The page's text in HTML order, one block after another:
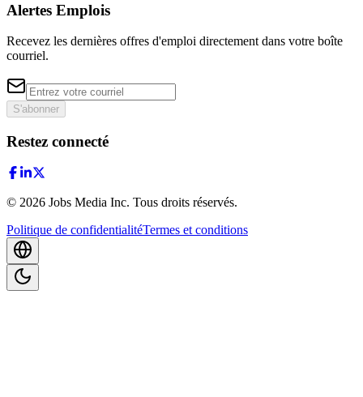
Alertes Emplois
Recevez les dernières offres d'emploi directement dans votre boîte
courriel.
S'abonner
Restez connecté
© 2026 Jobs Media Inc. Tous droits réservés.
Politique de confidentialitéTermes et conditions